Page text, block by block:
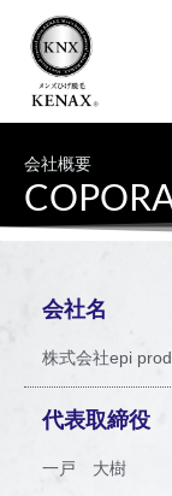
会社概要
会社名
株式会社epi
代表取締役
一戸 大樹